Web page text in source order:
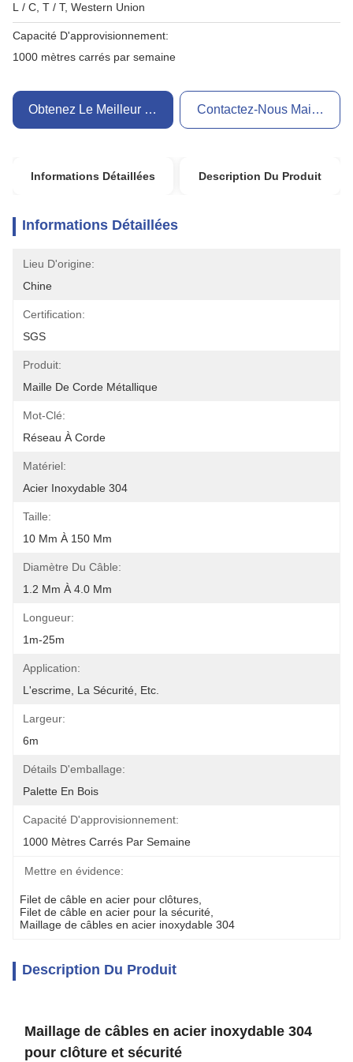
L / C, T / T, Western Union
Capacité D'approvisionnement:
1000 mètres carrés par semaine
Obtenez Le Meilleur Prix Contactez-Nous Maintenant
Informations Détaillées Description Du Produit
Informations Détaillées
Lieu D'origine:
Chine
Certification:
SGS
Produit:
Maille De Corde Métallique
Mot-Clé:
Réseau À Corde
Matériel:
Acier Inoxydable 304
Taille:
10 Mm À 150 Mm
Diamètre Du Câble:
1.2 Mm À 4.0 Mm
Longueur:
1m-25m
Application:
L'escrime, La Sécurité, Etc.
Largeur:
6m
Détails D'emballage:
Palette En Bois
Capacité D'approvisionnement:
1000 Mètres Carrés Par Semaine
Mettre en évidence:
Filet de câble en acier pour clôtures
Filet de câble en acier pour la sécurité
Maillage de câbles en acier inoxydable 304
Description Du Produit
Maillage de câbles en acier inoxydable 304
pour clôture et sécurité